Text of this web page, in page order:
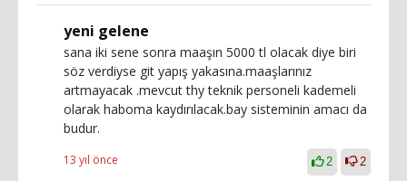
yeni gelene
sana iki sene sonra maaşın 5000 tl olacak diye biri
söz verdiyse git yapış yakasına.maaşlarınız
artmayacak .mevcut thy teknik personeli kademeli
olarak haboma kaydırılacak.bay sisteminin amacı da
budur.
13 yıl önce 2 2